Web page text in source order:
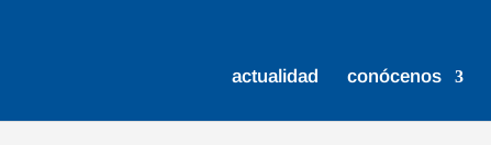
actualidad conócenos